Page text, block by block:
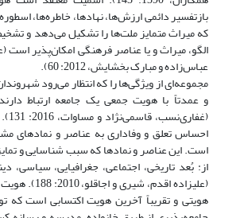
بازتفسیر دائمی ارزش‌ها، نهادها، خاطره‌ها،
که میراث متمایز ملت‌ها را تشکیل می‌دهد و
الگو، میراث و یا عناصر فرهنگی امکان‌پذیر است
عباس‌زاده و مبارک بخشایش، 2012: 60).
مجموعه‌ای از ویژگی‌ها را که انتظار می‌رود
و عمدتاً با هویت جمعی یک جامعه ارتباط
احساس تعلق و وفاداری به عناصر و نمادهای
است. این عناصر و نمادها که سبب شناسایی و
از: بُعد تاریخی، اجتماعی، جغرافیایی، سیاسی،
(علیزاده اقدم،
هویتی و تقریباً آخرین هویت اکتسابی است که